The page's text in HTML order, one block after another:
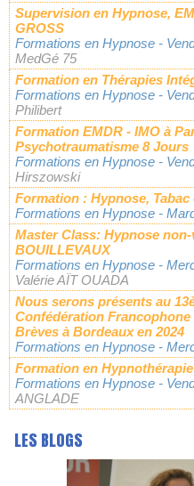
Supervision en Hypnose,
GROSS
Formations en Hypnose -
MedGé 75
Formation en Thérapies
Formations en Hypnose -
Philibert
Formation EMDR - IMO à
Psychotraumatisme 8 Jours
Formations en Hypnose -
Hirszowski
Formation : Hypnose,
Formations en Hypnose -
Master Class: Hypnose
BOUILLEVAUX
Formations en Hypnose -
Valérie AÏT OUADA
Nous serons présents au
Confédération
Brèves à Bordeaux en 2024
Formations en Hypnose -
Formation en
Formations en Hypnose -
ANGLADE
LES BLOGS